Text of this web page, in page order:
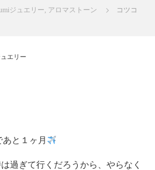
ジュエリー, アロマストーン
コツコ
エリー
と１ヶ月
過ぎて行くだろうから、やらなく